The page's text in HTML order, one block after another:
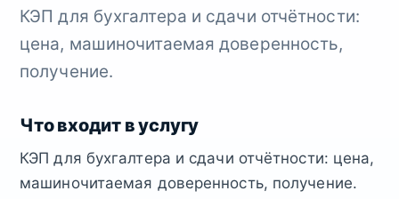
КЭП для бухгалтера и сдачи отчётности:
цена, машиночитаемая доверенность,
получение.
Что входит в услугу
КЭП для бухгалтера и сдачи отчётности: цена,
машиночитаемая доверенность, получение.